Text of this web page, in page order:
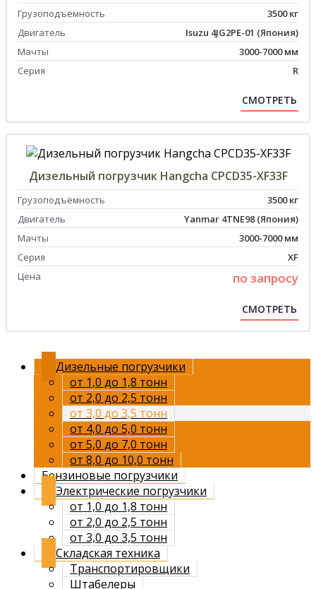
Грузоподъёмность
3500 кг
Двигатель
Isuzu 4JG2PE-01 (Япония)
Мачты
3000-7000 мм
Серия
R
СМОТРЕТЬ
Дизельный погрузчик Hangcha CPCD35-XF33F
Грузоподъёмность
3500 кг
Двигатель
Yanmar 4TNE98 (Япония)
Мачты
3000-7000 мм
Серия
XF
Цена
по запросу
СМОТРЕТЬ
Дизельные погрузчики
от 1,0 до 1,8 тонн
от 2,0 до 2,5 тонн
от 3,0 до 3,5 тонн
от 4,0 до 5,0 тонн
от 5,0 до 7,0 тонн
от 8,0 до 10,0 тонн
Бензиновые погрузчики
Электрические погрузчики
от 1,0 до 1,8 тонн
от 2,0 до 2,5 тонн
от 3,0 до 3,5 тонн
Складская техника
Транспортировщики
Штабелеры